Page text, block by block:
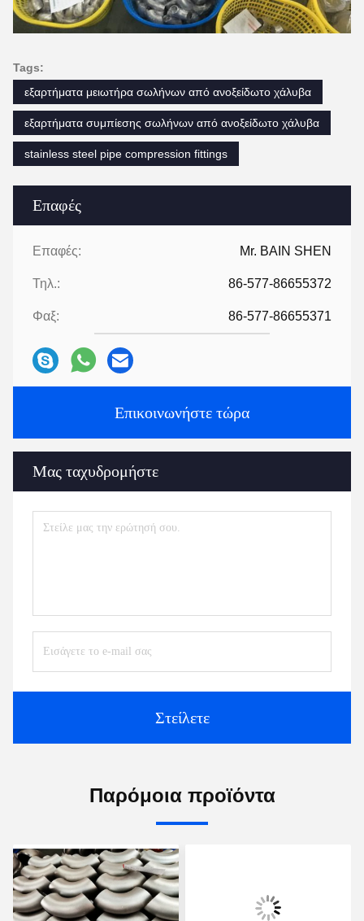
Επαφές
Επαφές: Mr. BAIN SHEN
Τηλ.: 86-577-86655372
Φαξ: 86-577-86655371
Επικοινωνήστε τώρα
Μας ταχυδρομήστε
Στείλετε
Tags:
εξαρτήματα μειωτήρα σωλήνων από ανοξείδωτο χάλυβα
εξαρτήματα συμπίεσης σωλήνων από ανοξείδωτο χάλυβα
stainless steel pipe compression fittings
Παρόμοια προϊόντα